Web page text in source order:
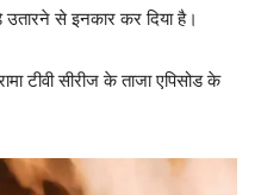
से इनकार कर दिया है।
टीवी सीरीज के ताजा एपिसोड के